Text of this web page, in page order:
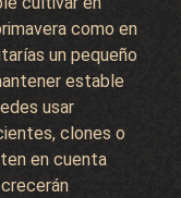
como en
un pequeño
estable
usar
clones o
en cuenta